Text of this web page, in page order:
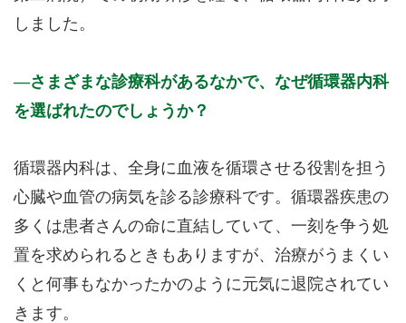
しました。
さまざまな診療科があるなかで、なぜ循環器内科
を選ばれたのでしょうか？
循環器内科は、全身に血液を循環させる役割を担う
心臓や血管の病気を診る診療科です。循環器疾患の
多くは患者さんの命に直結していて、一刻を争う処
置を求められるときもありますが、治療がうまくい
くと何事もなかったかのように元気に退院されてい
きます。